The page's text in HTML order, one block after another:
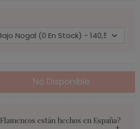
No Disponible
están hechos en España?